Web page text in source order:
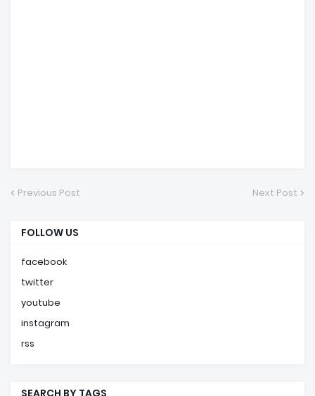
Previous Post Next Post
FOLLOW US
facebook
twitter
youtube
instagram
rss
SEARCH BY TAGS